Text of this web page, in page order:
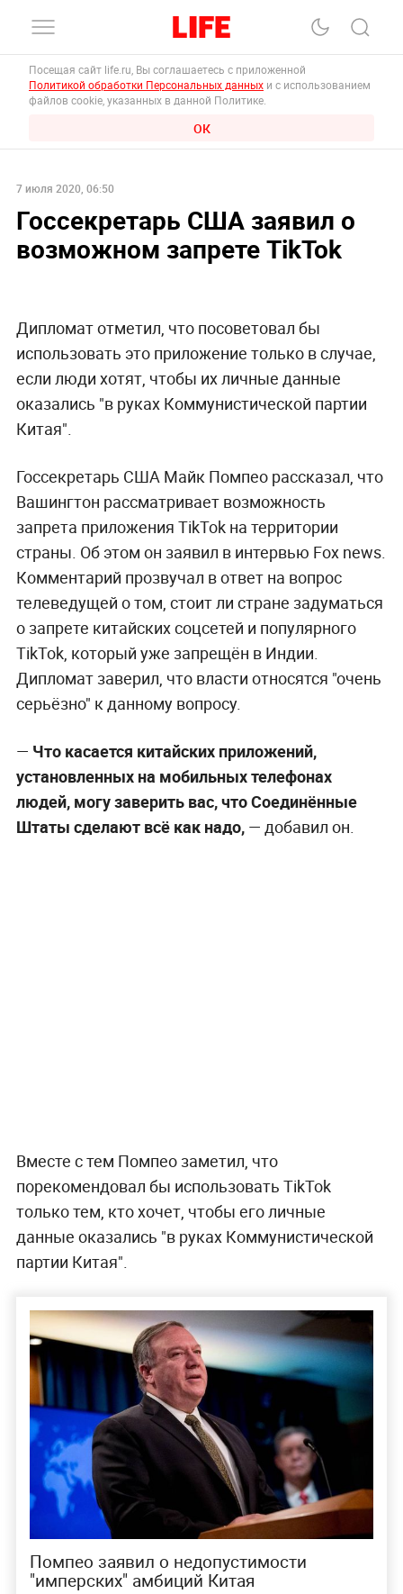
Посещая сайт life.ru, Вы соглашаетесь с приложенной
Политикой обработки Персональных данных и с использованием
файлов cookie, указанных в данной Политике.
ОК
7 июля 2020, 06:50
Госсекретарь США заявил о
возможном запрете TikTok
Дипломат отметил, что посоветовал бы
использовать это приложение только в случае,
если люди хотят, чтобы их личные данные
оказались "в руках Коммунистической партии
Китая".
Госсекретарь США Майк Помпео рассказал, что
Вашингтон рассматривает возможность
запрета приложения TikTok на территории
страны. Об этом он заявил в интервью Fox news.
Комментарий прозвучал в ответ на вопрос
телеведущей о том, стоит ли стране задуматься
о запрете китайских соцсетей и популярного
TikTok, который уже запрещён в Индии.
Дипломат заверил, что власти относятся "очень
серьёзно" к данному вопросу.
— Что касается китайских приложений,
установленных на мобильных телефонах
людей, могу заверить вас, что Соединённые
Штаты сделают всё как надо, — добавил он.
Вместе с тем Помпео заметил, что
порекомендовал бы использовать TikTok
только тем, кто хочет, чтобы его личные
данные оказались "в руках Коммунистической
партии Китая".
Помпео заявил о недопустимости
"имперских" амбиций Китая